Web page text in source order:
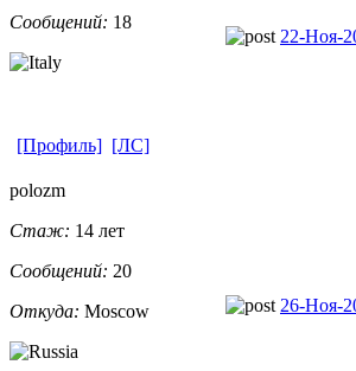
Сообщений: 18
22-Ноя-
[Профиль] [ЛС]
polozm
Стаж: 14 лет
Сообщений: 20
Откуда: Moscow 26-Ноя-